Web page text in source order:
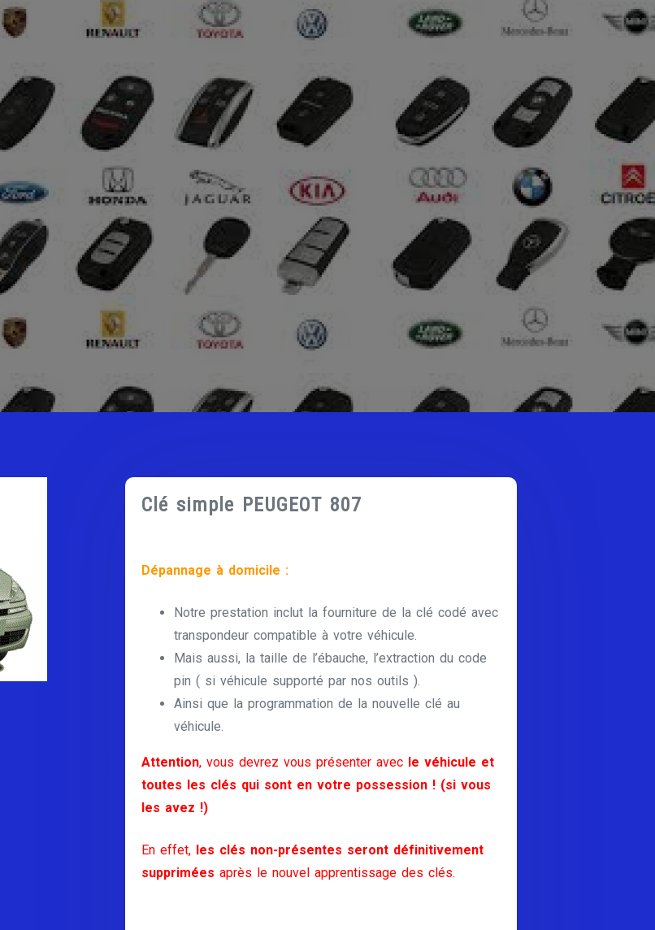
Clé simple PEUGEOT 807
Dépannage à domicile :
Notre prestation inclut la fourniture de la clé codé avec
transpondeur compatible à votre véhicule.
Mais aussi, la taille de l’ébauche, l’extraction du code
pin ( si véhicule supporté par nos outils ).
Ainsi que la programmation de la nouvelle clé au
véhicule.
Attention, vous devrez vous présenter avec le véhicule et
toutes les clés qui sont en votre possession ! (si vous
les avez !)
En effet, les clés non-présentes seront définitivement
supprimées après le nouvel apprentissage des clés.